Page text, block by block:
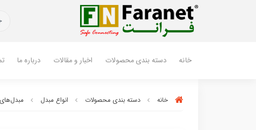
خانه دسته بندی محصولات اخبار و مقالات درباره ما
خانه دسته بندی محصولات انواع مبدل